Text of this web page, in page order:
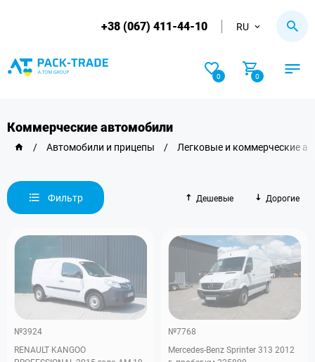
+38 (067) 411-44-10 RU
0 0
Коммерческие автомобили
/ Автомобили и прицепы / Легковые и коммерческие
Фильтр Дешевые Дорогие
№3924
RENAULT KANGOO
№7768
Mercedes-Benz Sprinter 313 2012